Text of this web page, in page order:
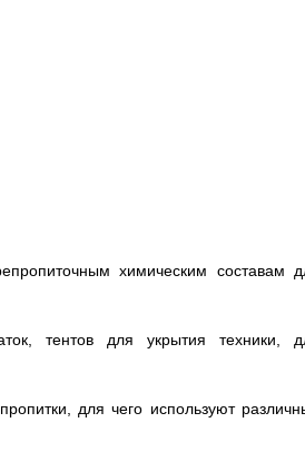
химическим составам
тентов для укрытия техники,
для чего используют